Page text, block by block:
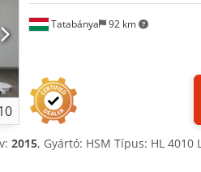
Tatabánya 92 km
2015, Gyártó: HSM Típus: HL 4010